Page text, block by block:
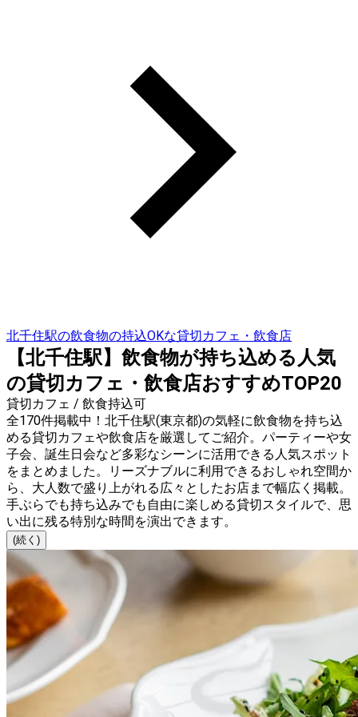
北千住駅の飲食物の持込OKな貸切カフェ・飲食店
【北千住駅】飲食物が持ち込める人気
の貸切カフェ・飲食店おすすめTOP20
貸切カフェ / 飲食持込可
全170件掲載中！北千住駅(東京都)の気軽に飲食物を持ち込
める貸切カフェや飲食店を厳選してご紹介。パーティーや女
子会、誕生日会など多彩なシーンに活用できる人気スポット
をまとめました。リーズナブルに利用できるおしゃれ空間か
ら、大人数で盛り上がれる広々としたお店まで幅広く掲載。
手ぶらでも持ち込みでも自由に楽しめる貸切スタイルで、思
い出に残る特別な時間を演出できます。
(続く)